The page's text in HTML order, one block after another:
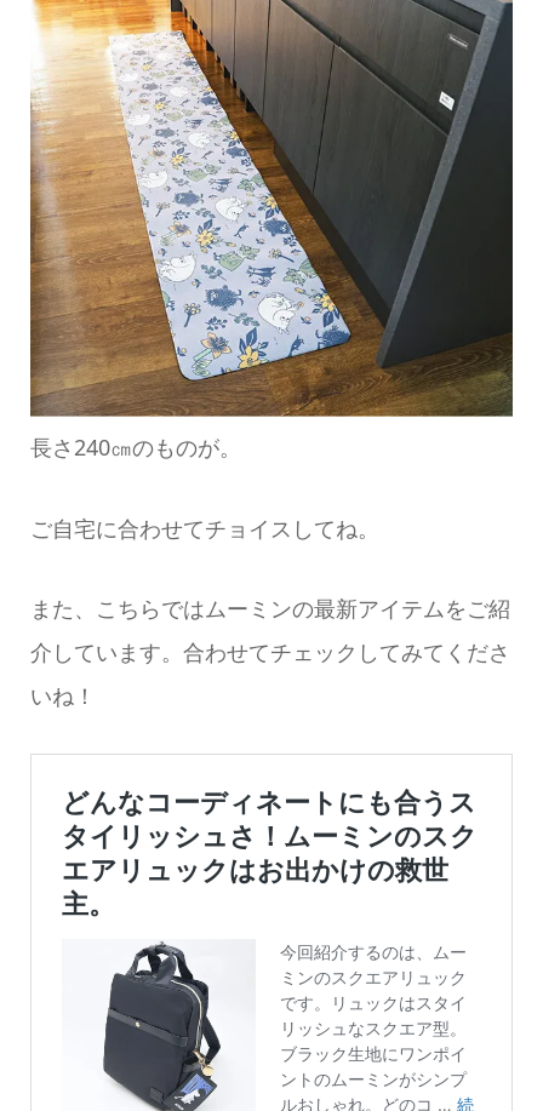
長さ240㎝のものが。
ご自宅に合わせてチョイスしてね。
また、こちらではムーミンの最新アイテムをご紹
介しています。合わせてチェックしてみてくださ
いね！